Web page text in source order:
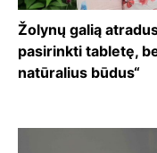
Žolynų galią
pasirinkti tabletę,
natūralius būdus“